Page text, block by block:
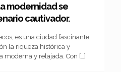
modernidad se
cautivador.
es una ciudad fascinante
la riqueza histórica y
moderna y relajada. Con […]